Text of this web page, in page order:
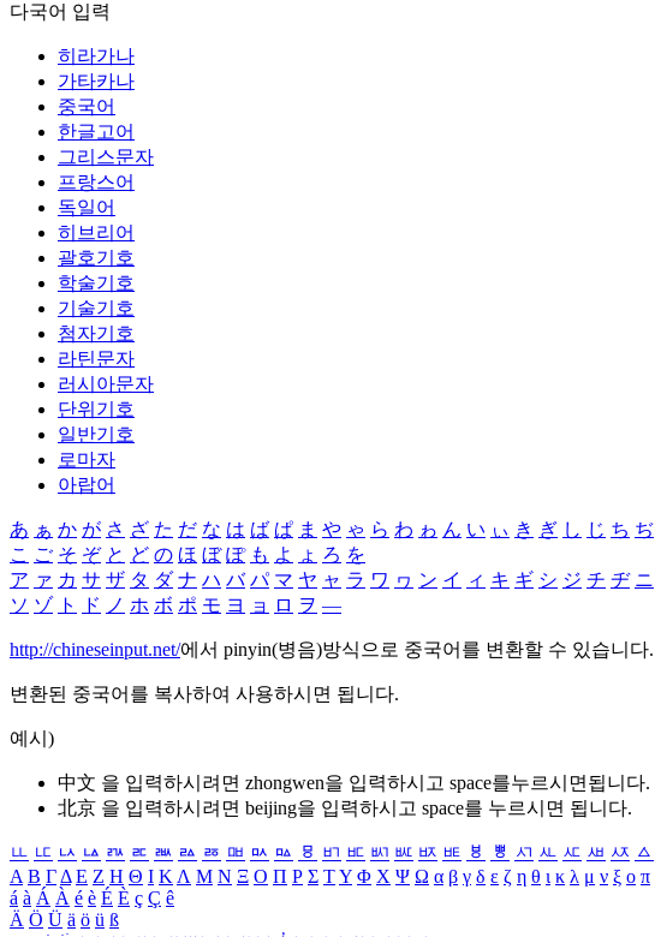
다국어 입력
히라가나
가타카나
중국어
한글고어
그리스문자
프랑스어
독일어
히브리어
괄호기호
학술기호
기술기호
첨자기호
라틴문자
러시아문자
단위기호
일반기호
로마자
아랍어
あ ぁ か が さ ざ た だ な は ば ぱ ま や ゃ ら わ ゎ ん い ぃ き ぎ し じ ち ぢ
こ ご そ ぞ と ど の ほ ぼ ぽ も よ ょ ろ を
ア ァ カ サ ザ タ ダ ナ ハ バ パ マ ヤ ャ ラ ワ ヮ ン イ ィ キ ギ シ ジ チ ヂ ニ
ソ ゾ ト ド ノ ホ ボ ポ モ ヨ ョ ロ ヲ ―
http://chineseinput.net/에서 pinyin(병음)방식으로 중국어를 변환할 수 있습니다.
변환된 중국어를 복사하여 사용하시면 됩니다.
예시)
中文 을 입력하시려면 zhongwen을 입력하시고 space를누르시면됩니다.
北京 을 입력하시려면 beijing을 입력하시고 space를 누르시면 됩니다.
ㅥ ㅦ ㅧ ㅨ ㅩ ㅪ ㅫ ㅬ ㅭ ㅮ ㅯ ㅰ ㅱ ㅲ ㅳ ㅴ ㅵ ㅶ ㅷ ㅸ ㅹ ㅺ ㅻ ㅼ ㅽ ㅾ ㅿ
Α Β ΓΔ Ε Ζ Η Θ Ι ΚΛ Μ Ν Ξ Ο Π Ρ Σ ΤΥ Φ Χ Ψ Ω α β γ δ ε ζ η θ ι κ λ μ ν ξ ο π
á à Á À é è É È ç Ç ê
Ä Ö Ü ä ö ü ß